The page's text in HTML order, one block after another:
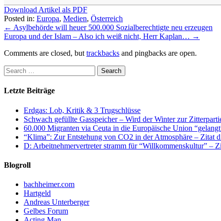
Download Artikel als PDF
Posted in: Europa, Medien, Österreich
← Asylbehörde will heuer 500.000 Sozialberechtigte neu erzeugen
Europa und der Islam – Also ich weiß nicht, Herr Kaplan… →
Comments are closed, but trackbacks and pingbacks are open.
Letzte Beiträge
Erdgas: Lob, Kritik & 3 Trugschlüsse
Schwach gefüllte Gasspeicher – Wird der Winter zur
60.000 Migranten via Ceuta in die Europäische Union
“Klima”: Zur Entstehung von CO2 in der Atmosphäre – Zitat
D: Arbeitnehmervertreter stramm für “Willkommenskultur” –
Blogroll
bachheimer.com
Hartgeld
Andreas Unterberger
Gelbes Forum